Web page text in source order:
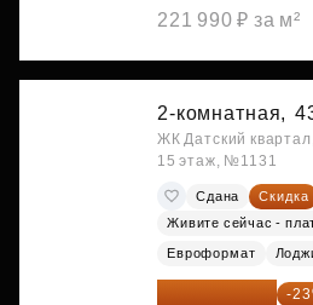
221 990 ₽ за м²
2-комнатная,
ЖК Датский
15 этаж, №1131
Сдана Скидка
Живите сейчас -
Евроформат
11 689 616 ₽ -